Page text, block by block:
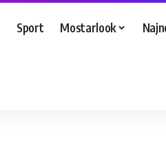
Sport Mostarlook